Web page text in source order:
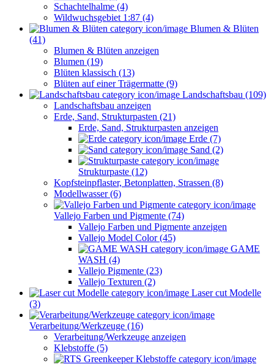
Schachtelhalme (4)
Wildwuchsgebiet 1:87 (4)
Blumen & Blüten
(41)
Blumen & Blüten anzeigen
Blumen (19)
Blüten klassisch (13)
Blüten auf einer Trägermatte (9)
Landschaftsbau (109)
Landschaftsbau anzeigen
Erde, Sand, Strukturpasten (21)
Erde, Sand, Strukturpasten anzeigen
Erde (7)
Sand (2)
Strukturpaste (12)
Kopfsteinpflaster, Betonplatten, Strassen (8)
Modellwasser (6)
Vallejo Farben und Pigmente (74)
Vallejo Farben und Pigmente anzeigen
Vallejo Model Color (45)
GAME
WASH (4)
Vallejo Pigmente (23)
Vallejo Texturen (2)
Laser cut Modelle
(3)
Verarbeitung/Werkzeuge (16)
Verarbeitung/Werkzeuge anzeigen
Klebstoffe (5)